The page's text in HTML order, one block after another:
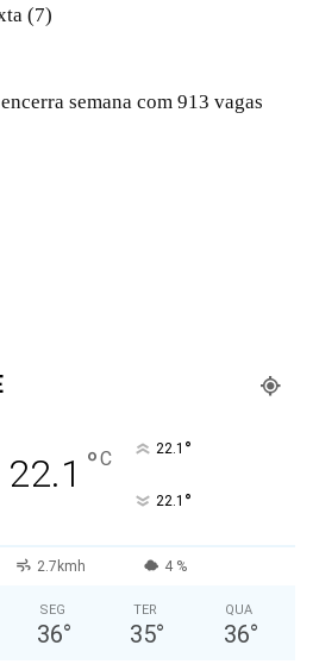
(7)
semana com 913 vagas
22.1 °C 22.1 °
22.1 °
2.7kmh 4 %
SEG
36°
TER
35°
QUA
36°